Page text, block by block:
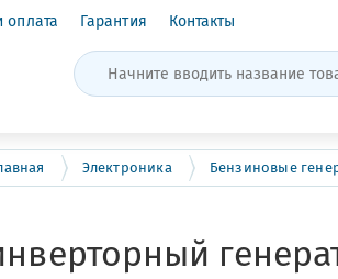
оплата Гарантия Контакты
Электроника Бензиновые